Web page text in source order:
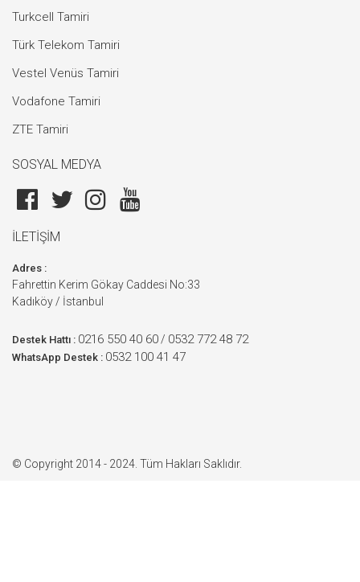
Turkcell Tamiri
Türk Telekom Tamiri
Vestel Venüs Tamiri
Vodafone Tamiri
ZTE Tamiri
SOSYAL MEDYA
İLETİŞİM
Adres :
Fahrettin Kerim Gökay Caddesi No:33
Kadıköy / İstanbul
Destek Hattı : 0216 550 40 60 / 0532 772 48 72
WhatsApp Destek : 0532 100 41 47
© Copyright 2014 - 2024. Tüm Hakları Saklıdır.